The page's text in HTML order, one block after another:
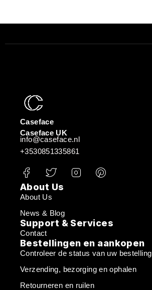
Caseface
Caseface UK
info@caseface.nl
+3530851335861
About Us
About Us
News & Blog
Support & Services
Contact
Bestellingen en aankopen
Controleer de status van uw bestelling
Verzending, bezorging en ophalen
Retourneren en ruilen